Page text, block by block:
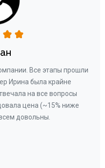
Все этапы прошли
Ирина была крайне
на все вопросы
цена (~15% ниже
довольны.